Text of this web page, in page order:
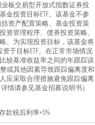
板交易型开放式指数证券投
金投资目标ETF。该基金不参
资产配置策略、基金投资策
资管理程序、债券投资策略、
。为实现投资目标，该基金将
于目标ETF。在正常市场情况
较基准收益率之间的年跟踪误
或其他因素导致跟踪偏离度和
应采取合理措施避免跟踪偏离
情请参见基金招募说明书）
款税后利率×5%